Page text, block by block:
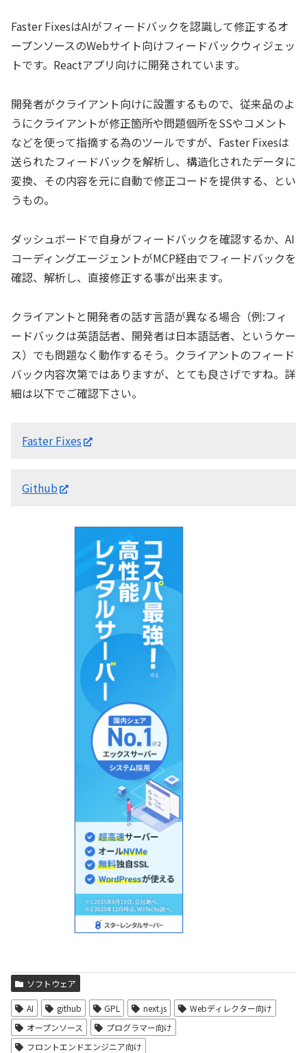
Faster FixesはAIがフィードバックを認識して修正するオ
ープンソースのWebサイト向けフィードバックウィジェッ
トです。Reactアプリ向けに開発されています。
開発者がクライアント向けに設置するもので、従来品のよ
うにクライアントが修正箇所や問題個所をSSやコメント
などを使って指摘する為のツールですが、Faster Fixesは
送られたフィードバックを解析し、構造化されたデータに
変換、その内容を元に自動で修正コードを提供する、とい
うもの。
ダッシュボードで自身がフィードバックを確認するか、AI
コーディングエージェントがMCP経由でフィードバックを
確認、解析し、直接修正する事が出来ます。
クライアントと開発者の話す言語が異なる場合（例:フィ
ードバックは英語話者、開発者は日本語話者、というケー
ス）でも問題なく動作するそう。クライアントのフィード
バック内容次第ではありますが、とても良さげですね。詳
細は以下でご確認下さい。
Faster Fixes
Github
ソフトウェア
AI github GPL next.js
Webディレクター向け
オープンソース
プログラマー向け
フロントエンドエンジニア向け